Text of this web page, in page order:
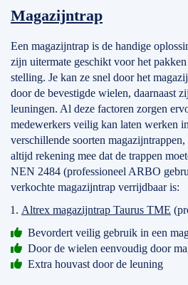
Magazijntrap
Een magazijntrap is de handige
zijn uitermate geschikt voor het
stelling. Je kan ze snel door het
door de bevestigde wielen, daarnaast
leuningen. Al deze factoren zorgen
medewerkers veilig kan laten werken
verschillende soorten
altijd rekening mee dat de trappen
NEN 2484 (professioneel ARBO
verkochte magazijntrap verrijdbaar is:
Altrex magazijntrap Taurus TME
Bevordert veilig gebruik in een
Door de wielen eenvoudig door
Extra houvast door de leuning